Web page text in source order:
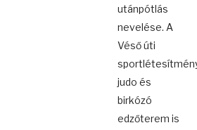
utánpótlás
nevelése. A
Véső úti
judo és
birkózó
edzőterem is